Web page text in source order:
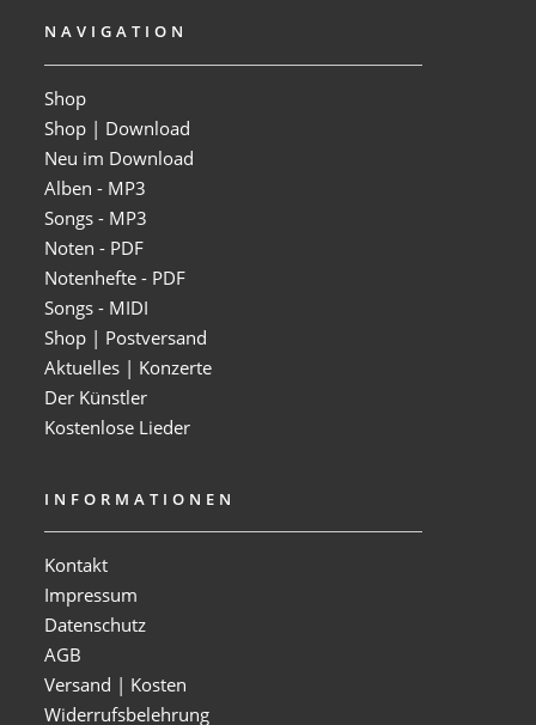
NAVIGATION
Shop
Shop | Download
Neu im Download
Alben - MP3
Songs - MP3
Noten - PDF
Notenhefte - PDF
Songs - MIDI
Shop | Postversand
Aktuelles | Konzerte
Der Künstler
Kostenlose Lieder
INFORMATIONEN
Kontakt
Impressum
Datenschutz
AGB
Versand | Kosten
Widerrufsbelehrung